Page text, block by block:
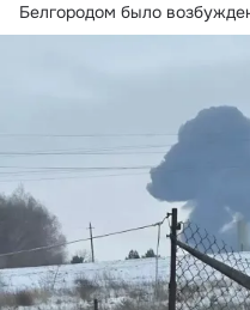
Белгородом было